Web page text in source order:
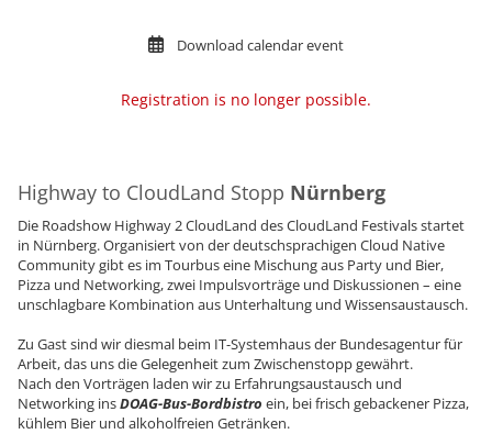
Download calendar event
Registration is no longer possible.
Highway to CloudLand Stopp Nürnberg
Die Roadshow Highway 2 CloudLand des CloudLand Festivals startet
in Nürnberg. Organisiert von der deutschsprachigen Cloud Native
Community gibt es im Tourbus eine Mischung aus Party und Bier,
Pizza und Networking, zwei Impulsvorträge und Diskussionen – eine
unschlagbare Kombination aus Unterhaltung und Wissensaustausch.
Zu Gast sind wir diesmal beim IT-Systemhaus der Bundesagentur für
Arbeit, das uns die Gelegenheit zum Zwischenstopp gewährt.
Nach den Vorträgen laden wir zu Erfahrungsaustausch und
Networking insDOAG-Bus-Bordbistro ein, bei frisch gebackener Pizza,
kühlem Bier und alkoholfreien Getränken.